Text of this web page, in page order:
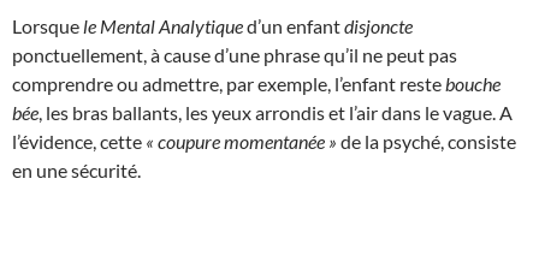
Lorsque le Mental Analytiqued’un enfantdisjoncte
ponctuellement, à cause d’une phrase qu’il ne peut pas
comprendre ou admettre, par exemple, l’enfant reste bouche
bée , les bras ballants, les yeux arrondis et l’air dans le vague. A
l’évidence, cette « coupure momentanée » de la psyché, consiste
en une sécurité.